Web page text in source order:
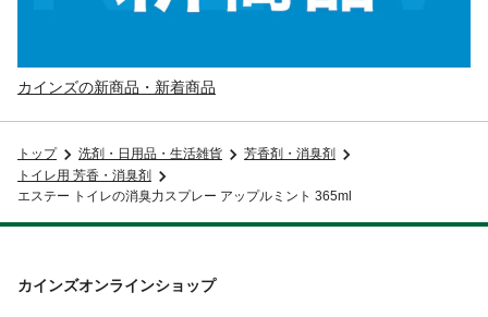
カインズの新商品・新着商品
トップ 洗剤・日用品・生活雑貨
芳香剤・消臭剤
トイレ用 芳香・消臭剤
エステー トイレの消臭力スプレー アップルミント 365ml
カインズオンラインショップ